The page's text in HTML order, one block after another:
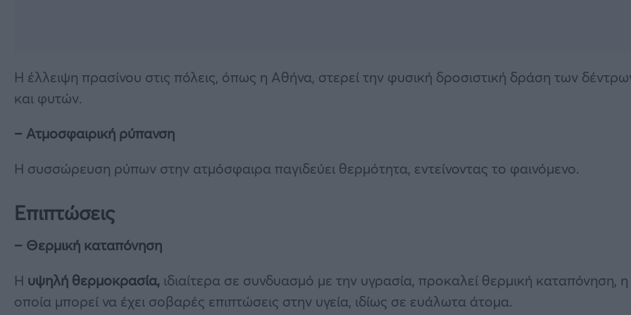
Η έλλειψη πρασίνου στις πόλεις, όπως η Αθήνα, στερεί την φυσική δροσιστική δράση των
και φυτών.
– Ατμοσφαιρική ρύπανση
Η συσσώρευση ρύπων στην ατμόσφαιρα παγιδεύει θερμότητα, εντείνοντας το φαινόμενο.
Επιπτώσεις
– Θερμική καταπόνηση
Η υψηλή θερμοκρασία, ιδιαίτερα σε συνδυασμό με την υγρασία, προκαλεί θερμική καταπόνηση, η
οποία μπορεί να έχει σοβαρές επιπτώσεις στην υγεία, ιδίως σε ευάλωτα άτομα.